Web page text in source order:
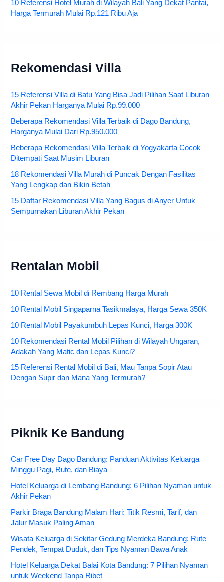
10 Referensi Hotel Murah di Wilayah Bali Yang Dekat Pantai,
Harga Termurah Mulai Rp.121 Ribu Aja
Rekomendasi Villa
15 Referensi Villa di Batu Yang Bisa Jadi Pilihan Saat Liburan
Akhir Pekan Harganya Mulai Rp.99.000
Beberapa Rekomendasi Villa Terbaik di Dago Bandung,
Harganya Mulai Dari Rp.950.000
Beberapa Rekomendasi Villa Terbaik di Yogyakarta Cocok
Ditempati Saat Musim Liburan
18 Rekomendasi Villa Murah di Puncak Dengan Fasilitas
Yang Lengkap dan Bikin Betah
15 Daftar Rekomendasi Villa Yang Bagus di Anyer Untuk
Sempurnakan Liburan Akhir Pekan
Rentalan Mobil
10 Rental Sewa Mobil di Rembang Harga Murah
10 Rental Mobil Singaparna Tasikmalaya, Harga Sewa 350K
10 Rental Mobil Payakumbuh Lepas Kunci, Harga 300K
10 Rekomendasi Rental Mobil Pilihan di Wilayah Ungaran,
Adakah Yang Matic dan Lepas Kunci?
15 Referensi Rental Mobil di Bali, Mau Tanpa Sopir Atau
Dengan Supir dan Mana Yang Termurah?
Piknik Ke Bandung
Car Free Day Dago Bandung: Panduan Aktivitas Keluarga
Minggu Pagi, Rute, dan Biaya
Hotel Keluarga di Lembang Bandung: 6 Pilihan Nyaman untuk
Akhir Pekan
Parkir Braga Bandung Malam Hari: Titik Resmi, Tarif, dan
Jalur Masuk Paling Aman
Wisata Keluarga di Sekitar Gedung Merdeka Bandung: Rute
Pendek, Tempat Duduk, dan Tips Nyaman Bawa Anak
Hotel Keluarga Dekat Balai Kota Bandung: 7 Pilihan Nyaman
untuk Weekend Tanpa Ribet